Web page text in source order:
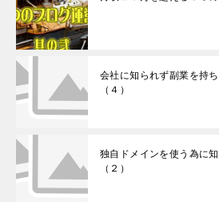
会社に知られず副業を持
（４）
独自ドメインを使う為に
（２）